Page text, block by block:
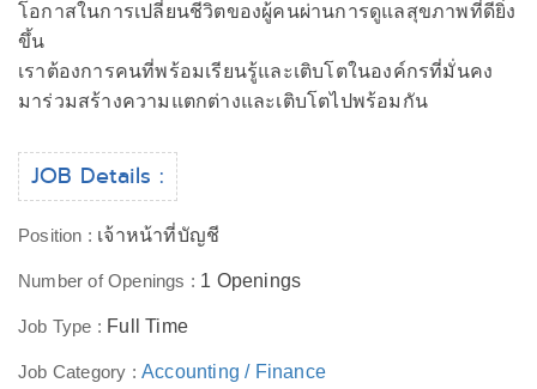
โอกาสในการเปลี่ยนชีวิตของผู้คนผ่านการดูแลสุขภาพที่ดียิ่ง
ขึ้น
เราต้องการคนที่พร้อมเรียนรู้และเติบโตในองค์กรที่มั่นคง
มาร่วมสร้างความแตกต่างและเติบโตไปพร้อมกัน
JOB Details :
Position : เจ้าหน้าที่บัญชี
Number of Openings : 1 Openings
Job Type : Full Time
Job Category : Accounting / Finance